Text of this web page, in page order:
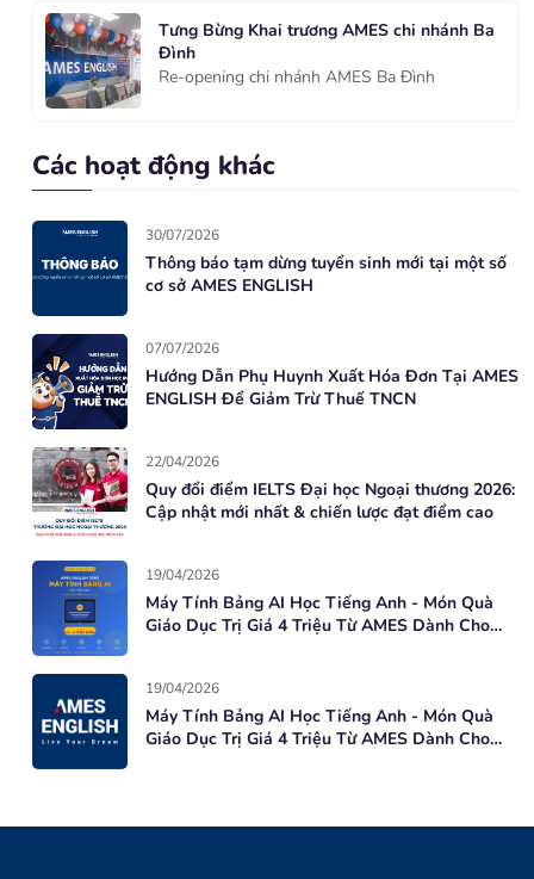
Tưng Bừng Khai trương AMES chi nhánh Ba
Đình
Re-opening chi nhánh AMES Ba Đình
Các hoạt động khác
30/07/2026
Thông báo tạm dừng tuyển sinh mới tại một số
cơ sở AMES ENGLISH
07/07/2026
Hướng Dẫn Phụ Huynh Xuất Hóa Đơn Tại AMES
ENGLISH Để Giảm Trừ Thuế TNCN
22/04/2026
Quy đổi điểm IELTS Đại học Ngoại thương 2026:
Cập nhật mới nhất & chiến lược đạt điểm cao
19/04/2026
Máy Tính Bảng AI Học Tiếng Anh - Món Quà
Giáo Dục Trị Giá 4 Triệu Từ AMES Dành Cho
19/04/2026
Máy Tính Bảng AI Học Tiếng Anh - Món Quà
Giáo Dục Trị Giá 4 Triệu Từ AMES Dành Cho